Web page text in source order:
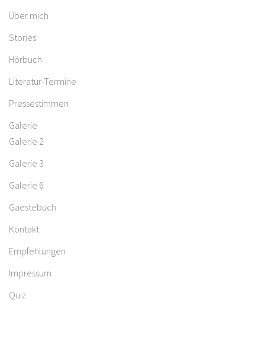
Über mich
Stories
Hörbuch
Literatur-Termine
Pressestimmen
Galerie
Galerie 2
Galerie 3
Galerie 6
Gaestebuch
Kontakt
Empfehlungen
Impressum
Quiz